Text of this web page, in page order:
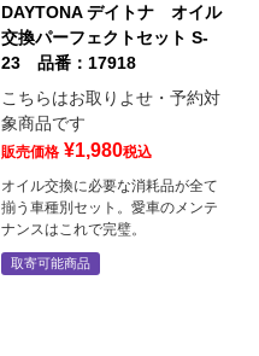
DAYTONA デイトナ オイル
交換パーフェクトセット S-
23 品番：17918
こちらはお取りよせ・予約対
象商品です
販売価格 ¥1,980税込
オイル交換に必要な消耗品が全て
揃う車種別セット。愛車のメンテ
ナンスはこれで完璧。
取寄可能商品